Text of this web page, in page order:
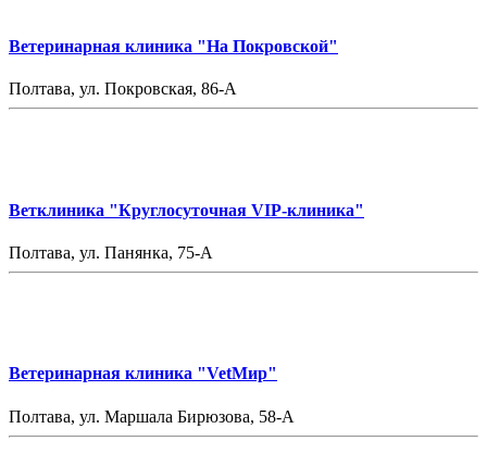
Ветеринарная клиника "На Покровской"
Полтава, ул. Покровская, 86-А
Ветклиника "Круглосуточная VIP-клиника"
Полтава, ул. Панянка, 75-А
Ветеринарная клиника "VetМир"
Полтава, ул. Маршала Бирюзова, 58-А